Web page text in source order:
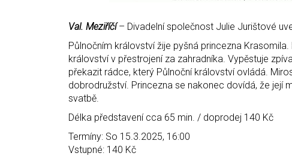
Val. Meziříčí – Divadelní společnost Julie Jurištové
Půlnočním království žije pyšná princezna
království v přestrojení za zahradníka. Vypěstuje
překazit rádce, který Půlnoční království ovládá.
dobrodružství. Princezna se nakonec dovídá, že její
svatbě.
Délka představení cca 65 min. / doprodej 140 Kč
Termíny: So 15.3.2025, 16:00
Vstupné: 140 Kč